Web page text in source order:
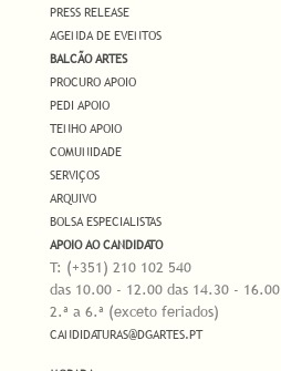
PRESS RELEASE
AGENDA DE EVENTOS
BALCÃO ARTES
PROCURO APOIO
PEDI APOIO
TENHO APOIO
COMUNIDADE
SERVIÇOS
ARQUIVO
BOLSA ESPECIALISTAS
APOIO AO CANDIDATO
T: (+351) 210 102 540
das 10.00 - 12.00 das 14.30 - 16.00
2.ª a 6.ª (exceto feriados)
CANDIDATURAS@DGARTES.PT